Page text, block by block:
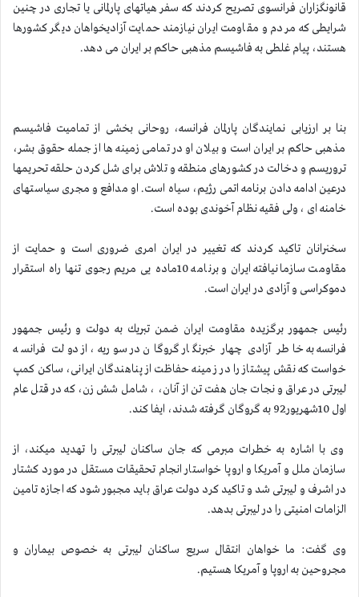
قانونگزاران فرانسوی تصریح كردند كه سفر هیاتهای پارلمانی یا تجاری در چنین
شرایطی كه مردم و مقاومت ایران نیازمند حمایت آزادیخواهان دیگر كشورها
هستند، پیام غلطی به فاشیسم مذهبی حاكم بر ایران می دهد.
بنا بر ارزیابی نمایندگان پارلمان فرانسه، روحانی بخشی از تمامیت فاشیسم
مذهبی حاكم بر ایران است و بیلان او در تمامی زمینه ها از جمله حقوق بشر،
تروریسم و دخالت در كشورهای منطقه و تلاش برای شل كردن حلقه تحریمها
درعین ادامه دادن برنامه اتمی رژیم، سیاه است. او مدافع و مجری سیاستهای
خامنه ای ، ولی فقیه نظام آخوندی بوده است.
سخنرانان تاكید كردند كه تغییر در ایران امری ضروری است و حمایت از
مقاومت سازمانیافته ایران و برنامه 10ماده یی مریم رجوی تنها راه استقرار
دموكراسی و آزادی در ایران است.
رئیس جمهور برگزیده مقاومت ایران ضمن تبریك به دولت و رئیس جمهور
فرانسه به خاطر آزادی چهار خبرنگار گروگان در سوریه، از دولت فرانسه
خواست كه نقش پیشتاز را در زمینه حفاظت از پناهندگان ایرانی، ساكن كمپ
لیبرتی در عراق و نجات جان هفت تن از آنان، ، شامل شش زن، كه در قتل عام
اول 10شهریور92 به گروگان گرفته شدند، ایفا كند.
وی با اشاره به خطرات مبرمی كه جان ساكنان لیبرتی را تهدید میكند، از
سازمان ملل و آمریكا و اروپا خواستار انجام تحقیقات مستقل در مورد كشتار
در اشرف و لیبرتی شد و تاكید كرد دولت عراق باید مجبور شود كه اجازه تامین
الزامات امنیتی را در لیبرتی بدهد.
وی گفت: ما خواهان انتقال سریع ساكنان لیبرتی به خصوص بیماران و
مجروحین به اروپا و آمریكا هستیم.